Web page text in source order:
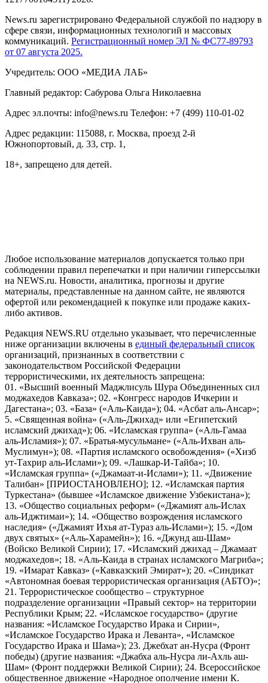
News.ru зарегистрировано Федеральной службой по надзору в
сфере связи, информационных технологий и массовых
коммуникаций. Регистрационный номер ЭЛ № ФС77-89793
от 07 августа 2025.
Учредитель: ООО «МЕДИА ЛАБ»
Главный редактор: Сабурова Ольга Николаевна
Адрес эл.почты: info@news.ru Телефон: +7 (499) 110-01-02
Адрес редакции: 115088, г. Москва, проезд 2-й
Южнопортовый, д. 33, стр. 1,
18+, запрещено для детей.
Любое использование материалов допускается только при
соблюдении правил перепечатки и при наличии гиперссылки
на NEWS.ru. Новости, аналитика, прогнозы и другие
материалы, представленные на данном сайте, не являются
офертой или рекомендацией к покупке или продаже каких-
либо активов.
Редакция NEWS.RU отдельно указывает, что перечисленные
ниже организации включены в единый федеральный список
организаций, признанных в соответствии с
законодательством Российской Федерации
террористическими, их деятельность запрещена:
01. «Высший военный Маджлисуль Шура Объединенных сил
моджахедов Кавказа»; 02. «Конгресс народов Ичкерии и
Дагестана»; 03. «База» («Аль-Каида»); 04. «Асбат аль-Ансар»;
5. «Священная война» («Аль-Джихад» или «Египетский
исламский джихад»); 06. «Исламская группа» («Аль-Гамаа
аль-Исламия»); 07. «Братья-мусульмане» («Аль-Ихван аль-
Муслимун»); 08. «Партия исламского освобождения» («Хизб
ут-Тахрир аль-Ислами»); 09. «Лашкар-И-Тайба»; 10.
«Исламская группа» («Джамаат-и-Ислами»); 11. «Движение
Талибан» [ПРИОСТАНОВЛЕНО]; 12. «Исламская партия
Туркестана» (бывшее «Исламское движение Узбекистана»);
13. «Общество социальных реформ» («Джамият аль-Ислах
аль-Иджтимаи»); 14. «Общество возрождения исламского
наследия» («Джамият Ихья ат-Тураз аль-Ислами»); 15. «Дом
двух святых» («Аль-Харамейн»); 16. «Джунд аш-Шам»
(Войско Великой Сирии); 17. «Исламский джихад – Джамаат
моджахедов»; 18. «Аль-Каида в странах исламского Магриба»;
19. «Имарат Кавказ» («Кавказский Эмират»); 20. «Синдикат
«Автономная боевая террористическая организация (АБТО)»;
21. Террористическое сообщество – структурное
подразделение организации «Правый сектор» на территории
Республики Крым; 22. «Исламское государство» (другие
названия: «Исламское Государство Ирака и Сирии»,
«Исламское Государство Ирака и Леванта», «Исламское
Государство Ирака и Шама»); 23. Джебхат ан-Нусра (Фронт
победы) (другие названия: «Джабха аль-Нусра ли-Ахль аш-
Шам» (Фронт поддержки Великой Сирии); 24. Всероссийское
общественное движение «Народное ополчение имени К.